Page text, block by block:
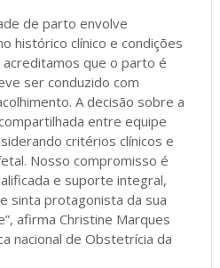
de parto envolve
histórico clínico e condições
acreditamos que o parto é
ser conduzido com
A decisão sobre a
entre equipe
critérios clínicos e
Nosso compromisso é
e suporte integral,
sinta protagonista da sua
afirma Christine Marques
nacional de Obstetrícia da